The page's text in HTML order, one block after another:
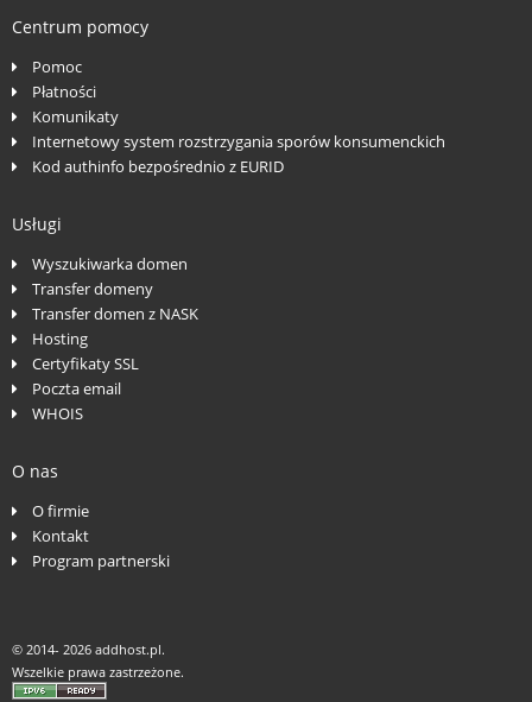
Centrum pomocy
Pomoc
Płatności
Komunikaty
Internetowy system rozstrzygania sporów konsumenckich
Kod authinfo bezpośrednio z EURID
Usługi
Wyszukiwarka domen
Transfer domeny
Transfer domen z NASK
Hosting
Certyfikaty SSL
Poczta email
WHOIS
O nas
O firmie
Kontakt
Program partnerski
© 2014- 2026 addhost.pl.
Wszelkie prawa zastrzeżone.